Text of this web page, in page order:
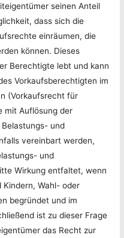
seinen Anteil
dass sich die
einräumen, die
können. Dieses
Berechtigte lebt und kann
Vorkaufsberechtigten im
(Vorkaufsrecht für
mit Auflösung der
und
vereinbart werden,
und
Wirkung entfaltet, wenn
Wahl- oder
begründet und im
ist zu dieser Frage
das Recht zur